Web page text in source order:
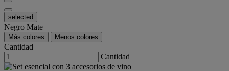
selected
Negro Mate
Más colores Menos colores
Cantidad
Cantidad